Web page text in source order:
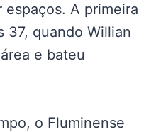
A primeira
37, quando Willian
e bateu
o Fluminense